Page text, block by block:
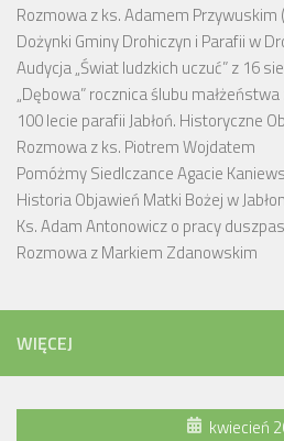
Rozmowa z ks. Adamem
Dożynki Gminy Drohiczyn i Parafii w
Audycja „Świat ludzkich uczuć” z 16
„Dębowa” rocznica ślubu
100 lecie parafii Jabłoń. Historyczne
Rozmowa z ks. Piotrem Wojdatem
Pomóżmy Siedlczance Agacie
Historia Objawień Matki Bożej w
Ks. Adam Antonowicz o pracy
Rozmowa z Markiem Zdanowskim
WIĘCEJ
kwiecień